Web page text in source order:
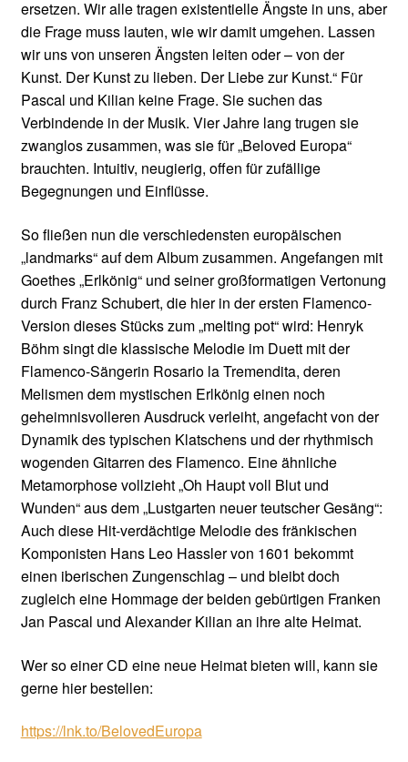
ersetzen. Wir alle tragen existentielle Ängste in uns, aber
die Frage muss lauten, wie wir damit umgehen. Lassen
wir uns von unseren Ängsten leiten oder – von der
Kunst. Der Kunst zu lieben. Der Liebe zur Kunst.“ Für
Pascal und Kilian keine Frage. Sie suchen das
Verbindende in der Musik. Vier Jahre lang trugen sie
zwanglos zusammen, was sie für „Beloved Europa“
brauchten. Intuitiv, neugierig, offen für zufällige
Begegnungen und Einflüsse.
So fließen nun die verschiedensten europäischen
„landmarks“ auf dem Album zusammen. Angefangen mit
Goethes „Erlkönig“ und seiner großformatigen Vertonung
durch Franz Schubert, die hier in der ersten Flamenco-
Version dieses Stücks zum „melting pot“ wird: Henryk
Böhm singt die klassische Melodie im Duett mit der
Flamenco-Sängerin Rosario la Tremendita, deren
Melismen dem mystischen Erlkönig einen noch
geheimnisvolleren Ausdruck verleiht, angefacht von der
Dynamik des typischen Klatschens und der rhythmisch
wogenden Gitarren des Flamenco. Eine ähnliche
Metamorphose vollzieht „Oh Haupt voll Blut und
Wunden“ aus dem „Lustgarten neuer teutscher Gesäng“:
Auch diese Hit-verdächtige Melodie des fränkischen
Komponisten Hans Leo Hassler von 1601 bekommt
einen iberischen Zungenschlag – und bleibt doch
zugleich eine Hommage der beiden gebürtigen Franken
Jan Pascal und Alexander Kilian an ihre alte Heimat.
Wer so einer CD eine neue Heimat bieten will, kann sie
gerne hier bestellen:
https://lnk.to/BelovedEuropa